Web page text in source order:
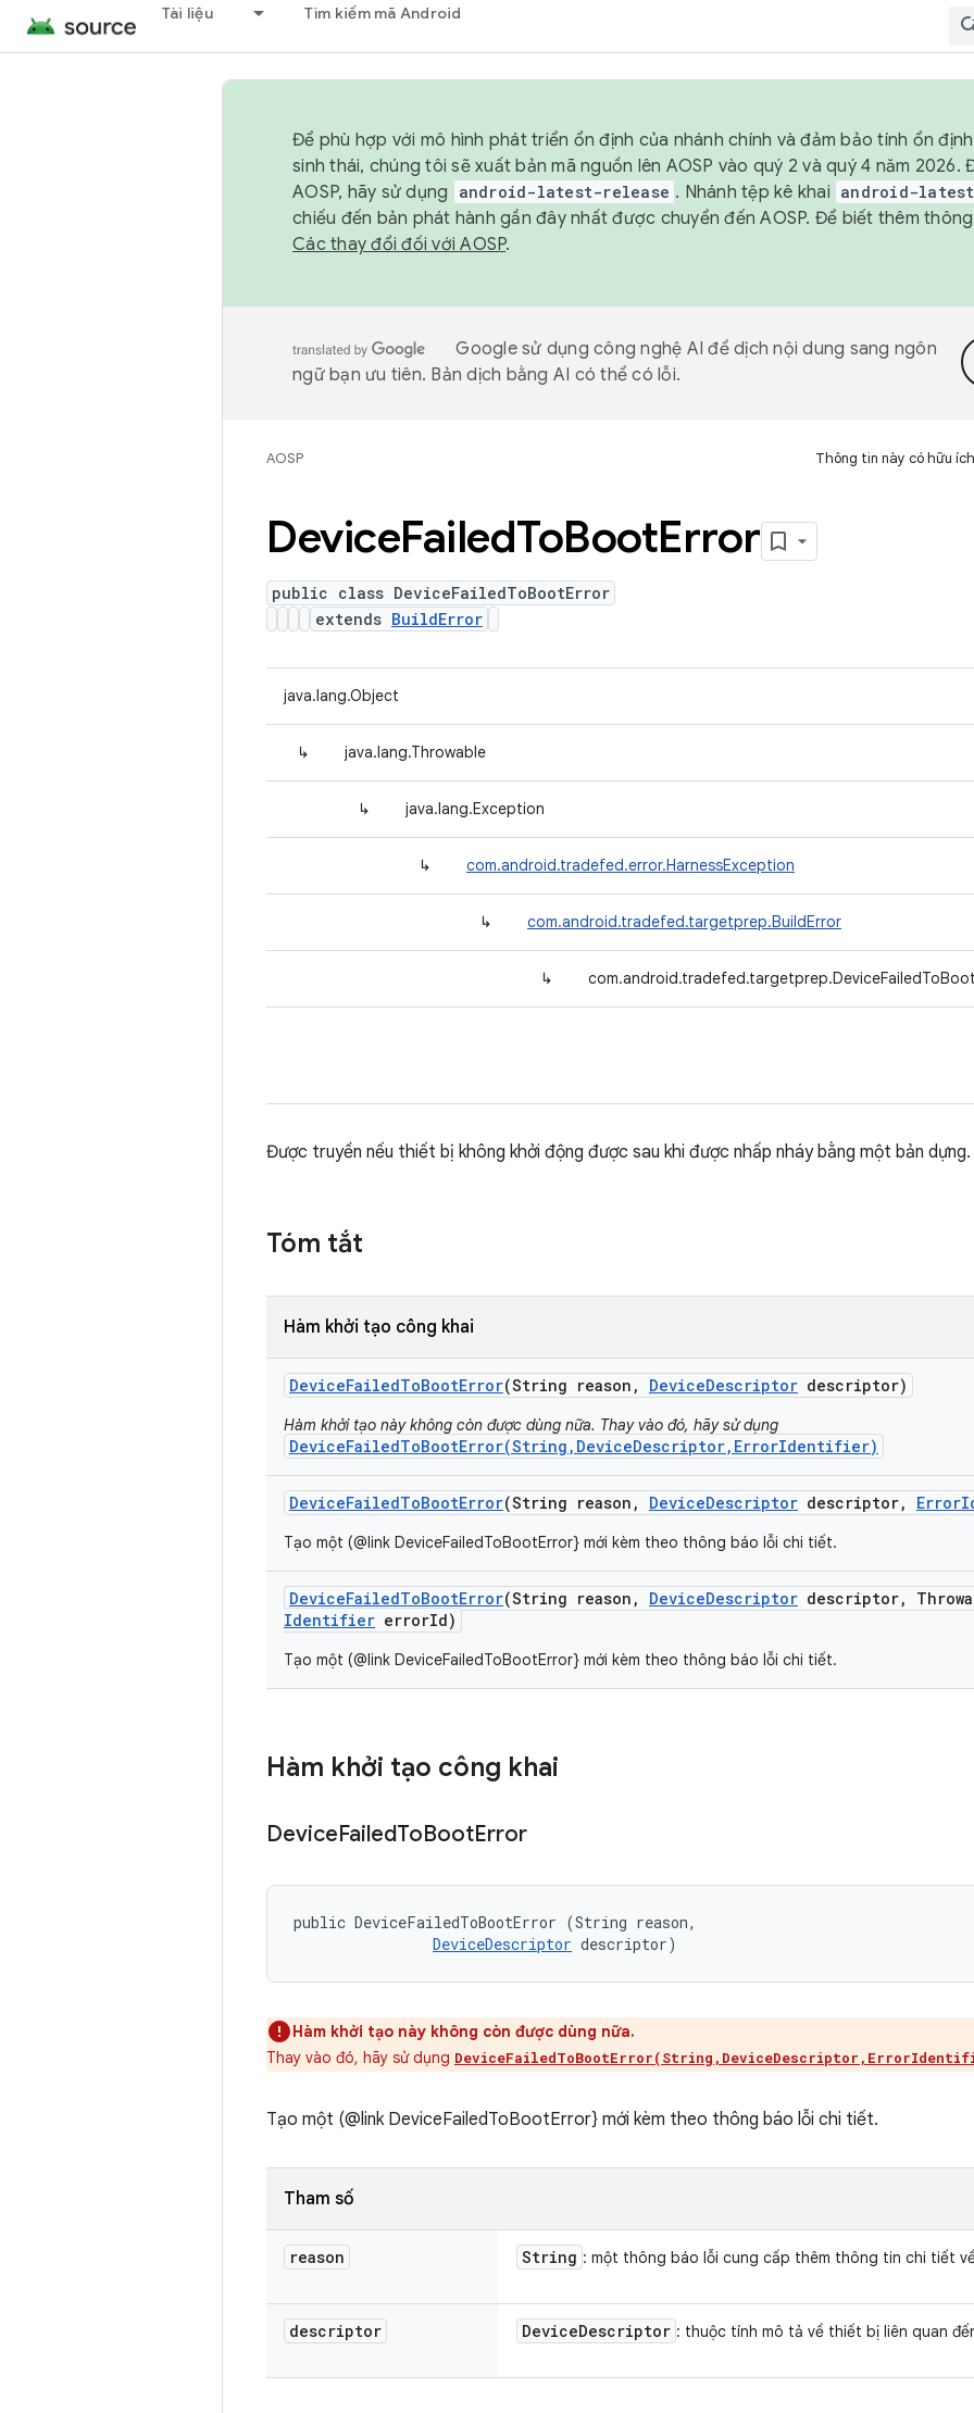
Tài liệu Tìm kiếm mã Android
Để phù hợp với mô hình phát triển ổn định của nhánh chính và đảm bảo tính ổn
sinh thái, chúng tôi sẽ xuất bản mã nguồn lên AOSP vào quý 2 và quý 4 năm
AOSP, hãy sử dụng
android-latest-release . Nhánh tệp kê khai android-
chiếu đến bản phát hành gần đây nhất được chuyển đến AOSP. Để biết thêm
Các thay đổi đối với AOSP.
Google sử dụng công nghệ AI để dịch nội dung sang ngôn
ngữ bạn ưu tiên. Bản dịch bằng AI có thể có lỗi.
AOSP Thông tin này có hữu
DeviceFailedToBootError
public class DeviceFailedToBootError
extends BuildError
java.lang.Object
↳ java.lang.Throwable
↳ java.lang.Exception
↳ com.android.tradefed.error.HarnessException
↳ com.android.tradefed.targetprep.BuildError
↳
Được truyền nếu thiết bị không khởi động được sau khi được nhấp nháy bằng một bản dựng.
Tóm tắt
Hàm khởi tạo công khai
DeviceFailedToBootError(String reason , DeviceDescriptor descriptor)
Hàm khởi tạo này không còn được dùng nữa. Thay vào đó, hãy sử dụng
DeviceFailedToBootError(String,DeviceDescriptor,ErrorIdentifier)
DeviceFailedToBootError(String reason , DeviceDescriptor descriptor, Error
Tạo một (@link DeviceFailedToBootError} mới kèm theo thông báo lỗi chi tiết.
DeviceFailedToBootError(String reason , DeviceDescriptor descriptor,
Identifier errorId)
Tạo một (@link DeviceFailedToBootError} mới kèm theo thông báo lỗi chi tiết.
Hàm khởi tạo công khai
DeviceFailedToBootError
public DeviceFailedToBootError (String reason,
DeviceDescriptor descriptor)
Hàm khởi tạo này không còn được dùng nữa.
Thay vào đó, hãy sử dụng
Tạo một (@link DeviceFailedToBootError} mới kèm theo thông báo lỗi chi tiết.
Tham số
reason String : một thông báo lỗi cung cấp thêm thông tin chi tiết
descriptor DeviceDescriptor : thuộc tính mô tả về thiết bị liên quan